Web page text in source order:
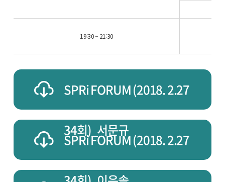
19:30 ~ 21:30
SPRi FORUM (2018. 2.27
34회)_서문규
SPRi FORUM (2018. 2.27